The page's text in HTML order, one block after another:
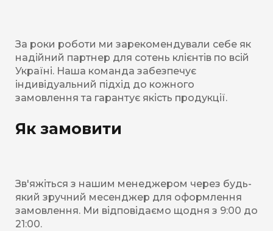
За роки роботи ми зарекомендували себе як
надійний партнер для сотень клієнтів по всій
Україні. Наша команда забезпечує
індивідуальний підхід до кожного
замовлення та гарантує якість продукції.
Як замовити
Зв'яжіться з нашим менеджером через будь-
який зручний месенджер для оформлення
замовлення. Ми відповідаємо щодня з 9:00 до
21:00.